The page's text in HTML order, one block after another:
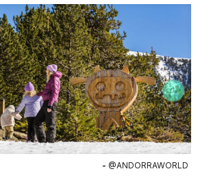
- @ANDORRAWORLD